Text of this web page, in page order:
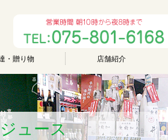
・贈り物 店舗紹介
ュース